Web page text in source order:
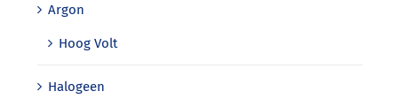
Argon
Hoog Volt
Halogeen